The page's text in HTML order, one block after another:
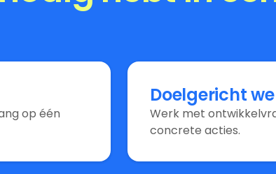
op één
Doelgericht
Werk met
concrete acties.